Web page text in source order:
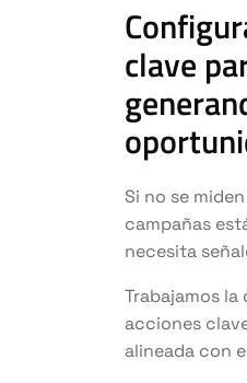
clave
Si no se
campañas
necesita
Trabajamos
acciones
alineada con